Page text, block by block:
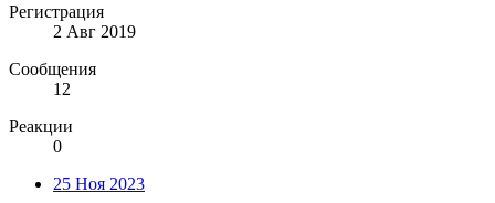
Регистрация
2 Авг 2019
Сообщения
12
Реакции
0
25 Ноя 2023